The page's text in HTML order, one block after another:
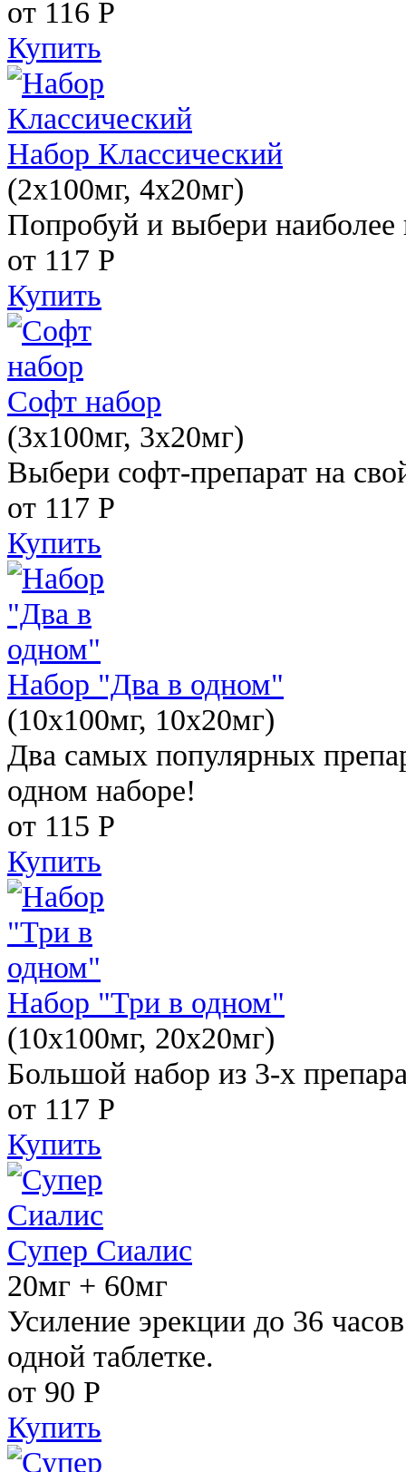
от 116 Р
Купить
Набор Классический
(2x100мг, 4x20мг)
Попробуй и выбери наиболее
от 117 Р
Купить
Софт набор
(3x100мг, 3x20мг)
Выбери софт-препарат на
от 117 Р
Купить
Набор "Два в одном"
(10x100мг, 10x20мг)
Два самых популярных
одном наборе!
от 115 Р
Купить
Набор "Три в одном"
(10x100мг, 20x20мг)
Большой набор из 3-х
от 117 Р
Купить
Супер Сиалис
20мг + 60мг
Усиление эрекции до 36
одной таблетке.
от 90 Р
Купить